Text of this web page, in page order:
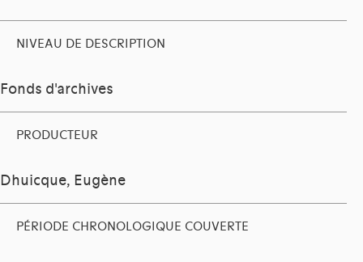
NIVEAU DE DESCRIPTION
Fonds d'archives
PRODUCTEUR
Dhuicque, Eugène
PÉRIODE CHRONOLOGIQUE COUVERTE